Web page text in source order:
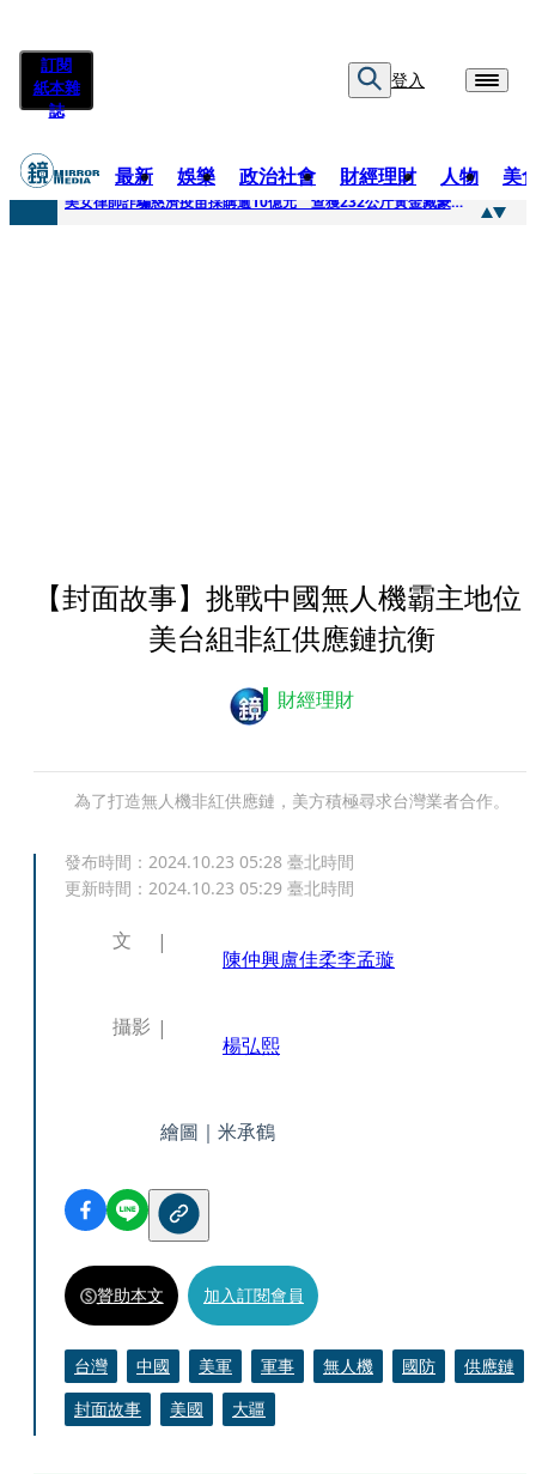
訂閱
紙本雜
誌
登入
最新 娛樂 政治社會 財經理財 人物 美
快訊
美女律師詐騙慈濟疫苗採購逾10億元 查獲232公斤黃金藏豪宅地板下
【封面故事】挑戰中國無人機霸主地
美台組非紅供應鏈抗衡
財經理財
為了打造無人機非紅供應鏈，美方積極尋求台灣業者合作。
發布時間： 2024.10.23 05:28 臺北時間
更新時間： 2024.10.23 05:29 臺北時間
文
陳仲興盧佳柔李孟璇
攝影
楊弘熙
繪圖｜米承鶴
贊助本文 加入訂閱會員
台灣 中國 美軍 軍事 無人機 國防
供應鏈
封面故事
美國 大疆